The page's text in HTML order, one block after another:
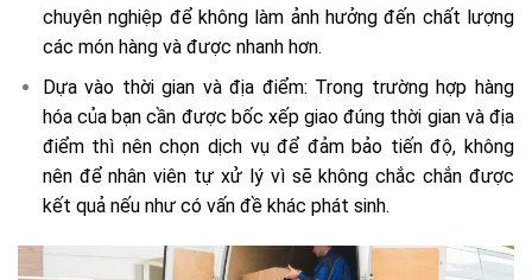
chuyên nghiệp để không làm ảnh hưởng đến chất lượng
các món hàng và được nhanh hơn.
Dựa vào thời gian và địa điểm: Trong trường hợp hàng
hóa của bạn cần được bốc xếp giao đúng thời gian và địa
điểm thì nên chọn dịch vụ để đảm bảo tiến độ, không
nên để nhân viên tự xử lý vì sẽ không chắc chắn được
kết quả nếu như có vấn đề khác phát sinh.